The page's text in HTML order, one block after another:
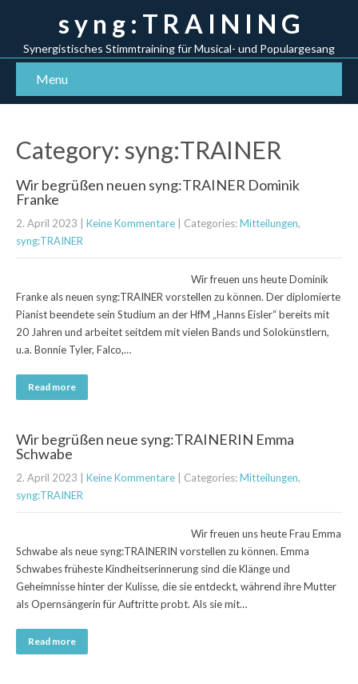
s y n g : T R A I N I N G
Synergistisches Stimmtraining für Musical- und Populargesang
Menu
Category: syng:TRAINER
Wir begrüßen neuen syng:TRAINER Dominik
Franke
2. April 2023 Keine Kommentare | Categories:Mitteilungen,
syng:TRAINER
Wir freuen uns heute Dominik
Franke als neuen syng:TRAINER vorstellen zu können. Der diplomierte
Pianist beendete sein Studium an der HfM „Hanns Eisler“ bereits mit
20 Jahren und arbeitet seitdem mit vielen Bands und Solokünstlern,
u.a. Bonnie Tyler, Falco,…
Read more
Wir begrüßen neue syng:TRAINERIN Emma
Schwabe
2. April 2023 Keine Kommentare | Categories:Mitteilungen,
syng:TRAINER
Wir freuen uns heute Frau Emma
Schwabe als neue syng:TRAINERIN vorstellen zu können. Emma
Schwabes früheste Kindheitserinnerung sind die Klänge und
Geheimnisse hinter der Kulisse, die sie entdeckt, während ihre Mutter
als Opernsängerin für Auftritte probt. Als sie mit…
Read more